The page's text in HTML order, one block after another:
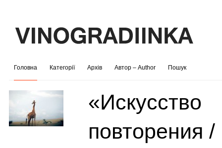
Головна Категорії Архів Автор – Author Пошук
«Искусство
повторения /